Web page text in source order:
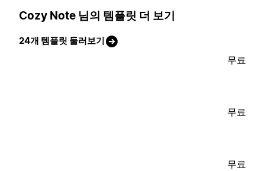
Cozy Note 님의 템플릿 더 보기
24개 템플릿 둘러보기
무료
무료
무료